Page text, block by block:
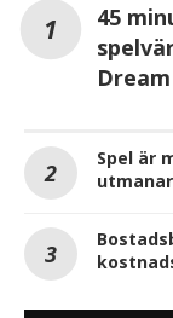
45
Spel är